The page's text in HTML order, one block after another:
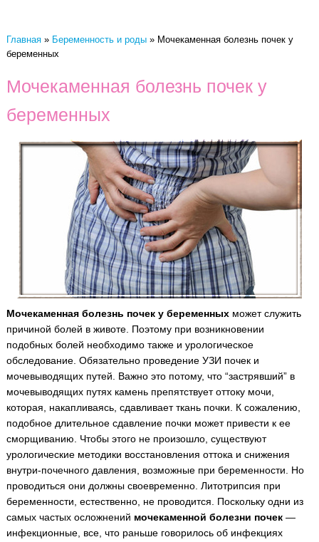
Главная» Беременность и роды» Мочекаменная болезнь почек у
беременных
Мочекаменная болезнь почек у
беременных
Мочекаменная болезнь почек у беременныхможет служить
причиной болей в животе. Поэтому при возникновении
подобных болей необходимо также и урологическое
обследование. Обязательно проведение УЗИ почек и
мочевыводящих путей. Важно это потому, что “застрявший” в
мочевыводящих путях камень препятствует оттоку мочи,
которая, накапливаясь, сдавливает ткань почки. К сожалению,
подобное длительное сдавление почки может привести к ее
сморщиванию. Чтобы этого не произошло, существуют
урологические методики восстановления оттока и снижения
внутри-почечного давления, возможные при беременности. Но
проводиться они должны своевременно. Литотрипсия при
беременности, естественно, не проводится. Поскольку одни из
самых частых осложнений мочекаменной болезни почек—
инфекционные, все, что раньше говорилось об инфекциях